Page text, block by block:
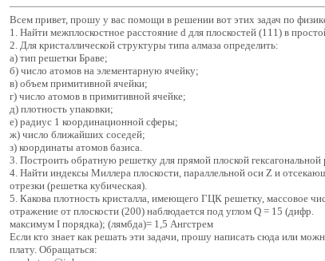
Всем привет, прошу у вас помощи в решении вот этих задач по
1. Найти межплоскостное расстояние d для плоскостей (111) в
2. Для кристаллической структуры типа алмаза определить:
а) тип решетки Браве;
б) число атомов на элементарную ячейку;
в) объем примитивной ячейки;
г) число атомов в примитивной ячейке;
д) плотность упаковки;
е) радиус 1 координационной сферы;
ж) число ближайших соседей;
з) координаты атомов базиса.
3. Построить обратную решетку для прямой плоской гексагональной
4. Найти индексы Миллера плоскости, параллельной оси Z и
отрезки (решетка кубическая).
5. Какова плотность кристалла, имеющего ГЦК решетку, массовое
отражение от плоскости (200) наблюдается под углом Q = 15 (дифр.
максимум I порядка); (лямбда)= 1,5 Ангстрем
Если кто знает как решать эти задачи, прошу написать сюда или
плату. Обращаться: